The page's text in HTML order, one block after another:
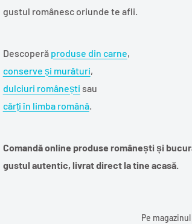
gustul românesc oriunde te afli.
Descoperă produse din carne,
conserve și murături,
dulciuri românești sau
cărți în limba română.
Comandă online produse românești și
gustul autentic, livrat direct la tine acasă.
Pe